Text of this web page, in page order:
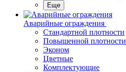
Еще
Аварийные ограждения
Стандартной плотности
Повышенной плотности
Эконом
Цветные
Комплектующие